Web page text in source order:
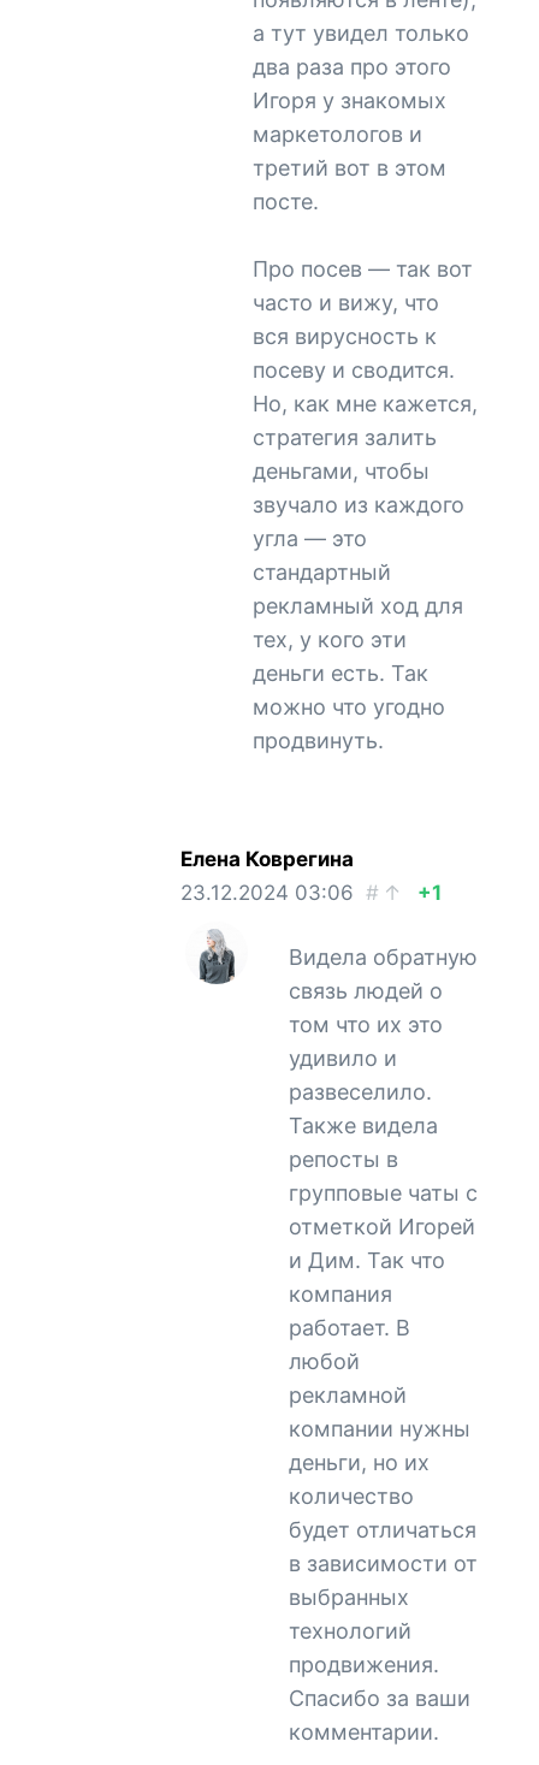
а тут увидел только
два раза про этого
Игоря у знакомых
маркетологов и
третий вот в этом
посте.
Про посев — так вот
часто и вижу, что
вся вирусность к
посеву и сводится.
Но, как мне кажется,
стратегия залить
деньгами, чтобы
звучало из каждого
угла — это
стандартный
рекламный ход для
тех, у кого эти
деньги есть. Так
можно что угодно
продвинуть.
Елена Коврегина
23.12.2024 03:06 # ↑ +1
Видела обратную
связь людей о
том что их это
удивило и
развеселило.
Также видела
репосты в
групповые чаты с
отметкой Игорей
и Дим. Так что
компания
работает. В
любой
рекламной
компании нужны
деньги, но их
количество
будет отличаться
в зависимости от
выбранных
технологий
продвижения.
Спасибо за ваши
комментарии.